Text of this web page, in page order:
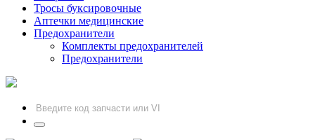
Тросы буксировочные
Аптечки медицинские
Предохранители
Комплекты предохранителей
Предохранители